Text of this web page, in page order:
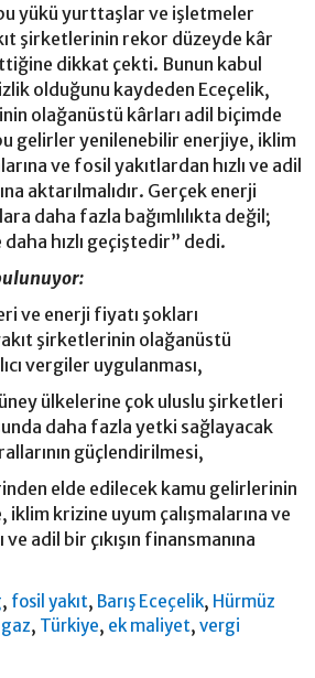
yükü yurttaşlar ve işletmeler
şirketlerinin rekor düzeyde kâr
dikkat çekti. Bunun kabul
olduğunu kaydeden Eceçelik,
olağanüstü kârları adil biçimde
gelirler yenilenebilir enerjiye, iklim
ve fosil yakıtlardan hızlı ve adil
aktarılmalıdır. Gerçek enerji
daha fazla bağımlılıkta değil;
hızlı geçiştedir” dedi.
ve enerji fiyatı şokları
şirketlerinin olağanüstü
vergiler uygulanması,
ülkelerine çok uluslu şirketleri
daha fazla yetki sağlayacak
güçlendirilmesi,
elde edilecek kamu gelirlerinin
krizine uyum çalışmalarına ve
adil bir çıkışın finansmanına
, fosil yakıt, Barış Eceçelik, Hürmüz
, Türkiye, ek maliyet, vergi